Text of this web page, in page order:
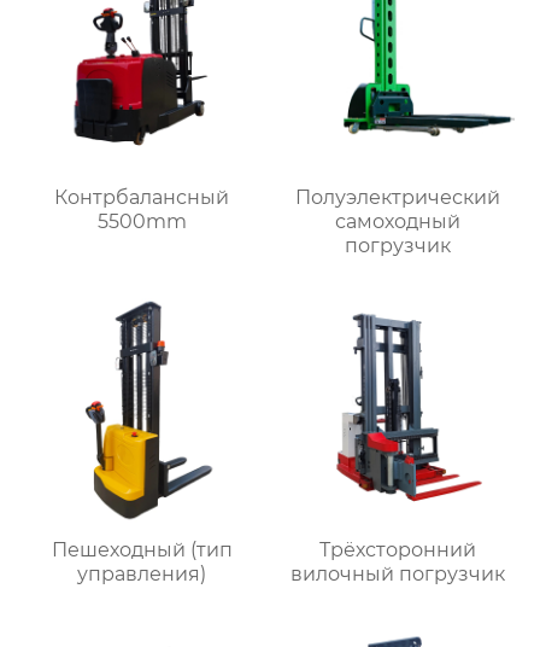
Контрбалансный
5500mm
Полуэлектрический
самоходный
погрузчик
Пешеходный (тип
управления)
Трёхсторонний
вилочный погрузчик